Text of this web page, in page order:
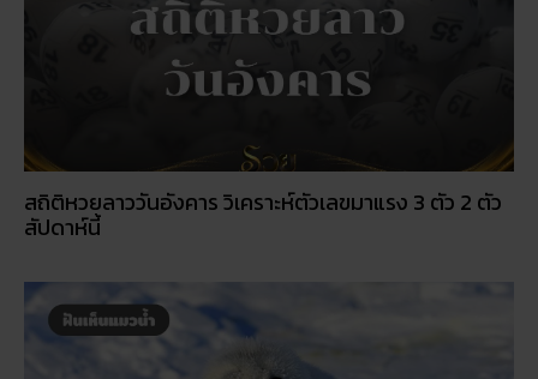
สถิติหวยลาววันอังคาร วิเคราะห์ตัวเลขมาแรง 3 ตัว 2 ตัว
สัปดาห์นี้